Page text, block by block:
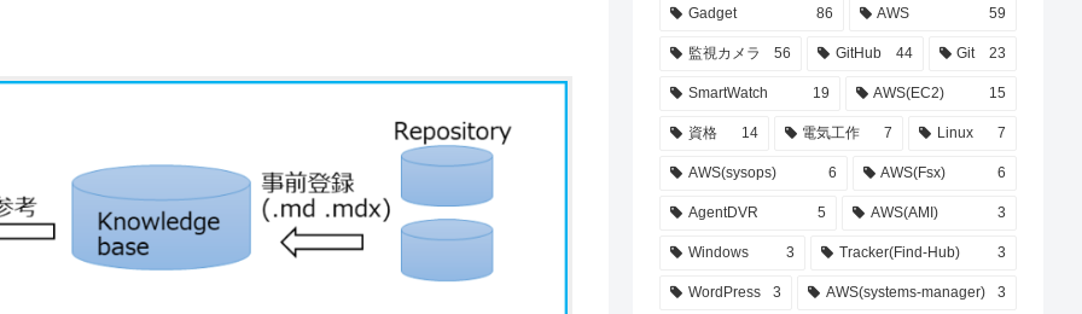
Gadget 86 AWS 59
監視カメラ 56 GitHub 44 Git 23
SmartWatch 19 AWS(EC2) 15
資格 14 電気工作 7 Linux 7
AWS(sysops) 6 AWS(Fsx) 6
AgentDVR 5 AWS(AMI) 3
Windows 3 Tracker(Find-Hub) 3
WordPress 3 AWS(systems-manager) 3